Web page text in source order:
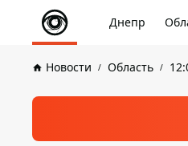
Днепр
Новости Область